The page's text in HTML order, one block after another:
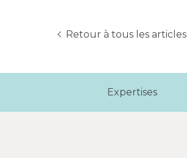
Expertises
Retour à tous les articles